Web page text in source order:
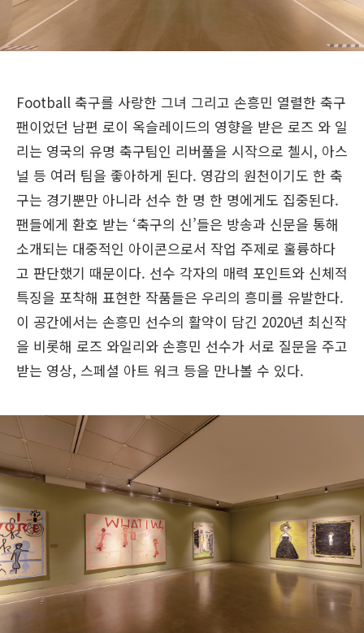
Football 축구를 사랑한 그녀 그리고 손흥민 열렬한 축구
팬이었던 남편 로이 옥슬레이드의 영향을 받은 로즈 와 일
리는 영국의 유명 축구팀인 리버풀을 시작으로 첼시, 아스
널 등 여러 팀을 좋아하게 된다. 영감의 원천이기도 한 축
구는 경기뿐만 아니라 선수 한 명 한 명에게도 집중된다.
팬들에게 환호 받는 ‘축구의 신’들은 방송과 신문을 통해
소개되는 대중적인 아이콘으로서 작업 주제로 훌륭하다
고 판단했기 때문이다. 선수 각자의 매력 포인트와 신체적
특징을 포착해 표현한 작품들은 우리의 흥미를 유발한다.
이 공간에서는 손흥민 선수의 활약이 담긴 2020년 최신작
을 비롯해 로즈 와일리와 손흥민 선수가 서로 질문을 주고
받는 영상, 스페셜 아트 워크 등을 만나볼 수 있다.